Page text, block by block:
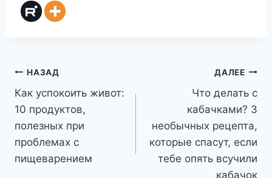
Навигация
по
записям
НАЗАД
Как успокоить живот:
10 продуктов,
полезных при
проблемах с
пищеварением
ДАЛЕЕ
Что делать с
кабачками? 3
необычных рецепта,
которые спасут, если
тебе опять всучили
кабачок